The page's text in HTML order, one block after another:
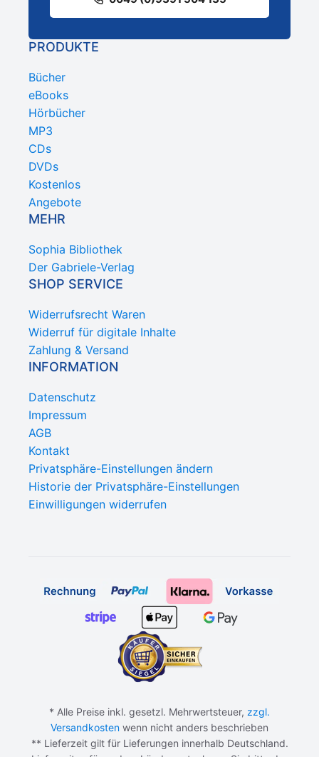
PRODUKTE
Bücher
eBooks
Hörbücher
MP3
CDs
DVDs
Kostenlos
Angebote
MEHR
Sophia Bibliothek
Der Gabriele-Verlag
SHOP SERVICE
Widerrufsrecht Waren
Widerruf für digitale Inhalte
Zahlung & Versand
INFORMATION
Datenschutz
Impressum
AGB
Kontakt
Privatsphäre-Einstellungen ändern
Historie der Privatsphäre-Einstellungen
Einwilligungen widerrufen
* Alle Preise inkl. gesetzl. Mehrwertsteuer, zzgl.
Versandkosten wenn nicht anders beschrieben
** Lieferzeit gilt für Lieferungen innerhalb Deutschland.